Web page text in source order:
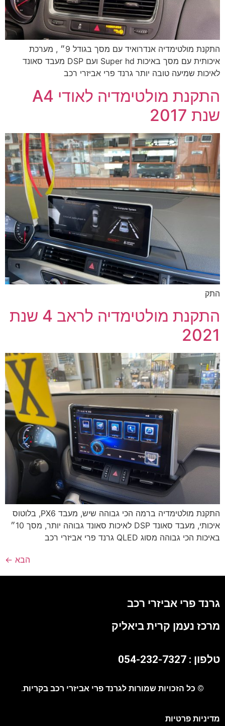
התקנת מולטימדיה אנדרואיד עם מסך בגודל 9״ , מערכת
איכותית עם מסך באיכות Super hd ועם DSP מעבד סאונד
לאיכות שמיעה טובה יותר גרנד פרי אביזרי רכב
התקנת מולטימדיה לאודי A4
שנת 2017
התק
התקנת מולטימדיה לראב 4 שנת
2021
התקנת מולטימדיה ברמה הכי גבוהה שיש, מעבד PX6, בלוטוס
איכותי, מעבד סאונד DSP לאיכות סאונד גבוהה יותר, מסך 10״
באיכות הכי גבוהה מסוג QLED גרנד פרי אביזרי רכב
הבא ←
גרנד פרי אביזרי רכב
מרכז נעמן קרית ביאליק
טלפון : 054-232-7327
© כל הזכויות שמורות לגרנד פרי אביזרי רכב בקריות.
מדיניות פרטיות